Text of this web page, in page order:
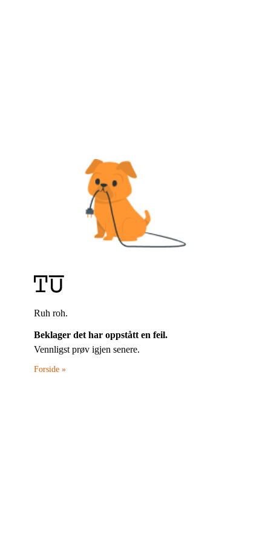
Ruh roh.
Beklager det har oppstått en feil.
Vennligst prøv igjen senere.
Forside »